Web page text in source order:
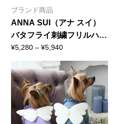
ブランド商品
ANNA SUI（アナ スイ）
バタフライ刺繍フリルハー
ネス｜全2色
¥5,280 – ¥5,940
価
¥5,280
–
¥5,940